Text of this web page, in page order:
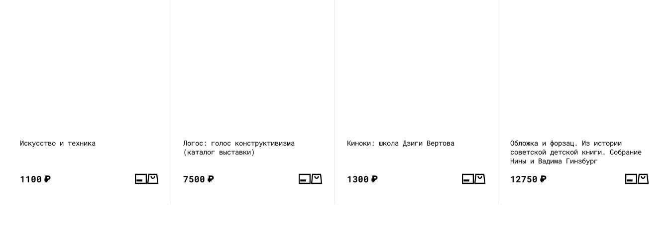
Искусство и техника
1100₽
Логос: голос конструктивизма
(каталог выставки)
7500₽
Киноки: школа Дзиги Вертова
1300₽
Обложка и форзац. Из истории
советской детской книги. Собрание
Нины и Вадима Гинзбург
12750₽